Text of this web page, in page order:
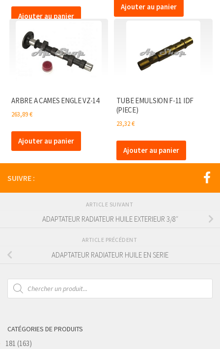
Ajouter au panier
Ajouter au panier
ARBRE A CAMES ENGLE VZ-14
263,89€
Ajouter au panier
TUBE EMULSION F-11 IDF
(PIECE)
23,32€
Ajouter au panier
SUIVRE :
ARTICLE SUIVANT
ADAPTATEUR RADIATEUR HUILE EXTERIEUR 3/8″
ARTICLE PRÉCÉDENT
ADAPTATEUR RADIATEUR HUILE EN SERIE
Recherche
de
produits
CATÉGORIES DE PRODUITS
181 (163)